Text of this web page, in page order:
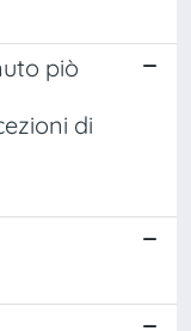
piò
di